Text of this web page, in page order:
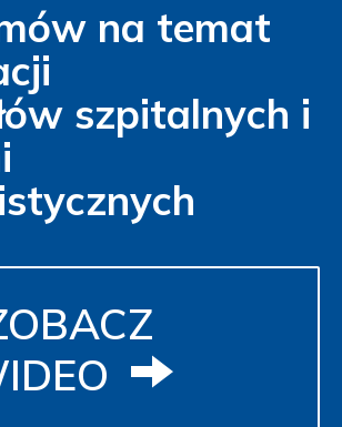
na temat
szpitalnych i